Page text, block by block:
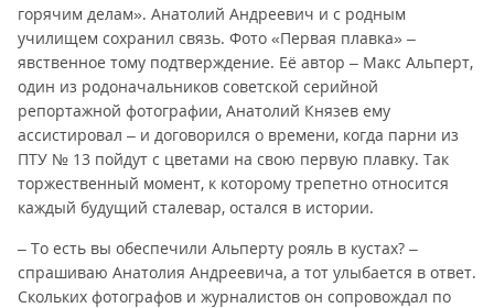
горячим делам». Анатолий Андреевич и с родным
училищем сохранил связь. Фото «Первая плавка» –
явственное тому подтверждение. Её автор – Макс Альперт,
один из родоначальников советской серийной
репортажной фотографии, Анатолий Князев ему
ассистировал – и договорился о времени, когда парни из
ПТУ № 13 пойдут с цветами на свою первую плавку. Так
торжественный момент, к которому трепетно относится
каждый будущий сталевар, остался в истории.
– То есть вы обеспечили Альперту рояль в кустах? –
спрашиваю Анатолия Андреевича, а тот улыбается в ответ.
Скольких фотографов и журналистов он сопровождал по